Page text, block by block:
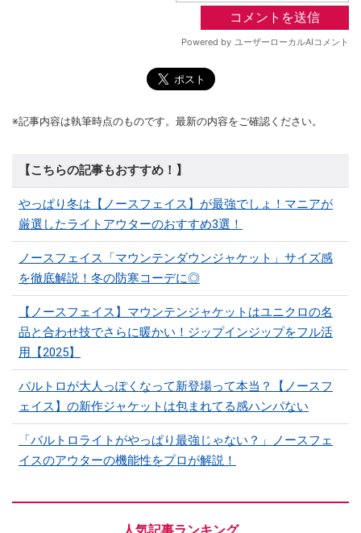
※記事内容は執筆時点のものです。最新の内容をご確認ください。
【こちらの記事もおすすめ！】
やっぱり冬は【ノースフェイス】が最強でしょ！マニアが
厳選したライトアウターのおすすめ3選！
ノースフェイス「マウンテンダウンジャケット」サイズ感
を徹底解説！冬の防寒コーデに◎
【ノースフェイス】マウンテンジャケットはユニクロの名
品と合わせ技でさらに暖かい！ジップインジップをフル活
用【2025】
バルトロが大人っぽくなって新登場って本当？【ノースフ
ェイス】の新作ジャケットは包まれてる感ハンパない
「バルトロライトがやっぱり最強じゃない？」ノースフェ
イスのアウターの機能性をプロが解説！